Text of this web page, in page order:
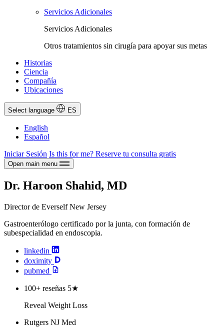
Servicios Adicionales
Servicios Adicionales
Otros tratamientos sin cirugía para apoyar sus metas
Historias
Ciencia
Compañía
Ubicaciones
Select language ES
English
Español
Iniciar Sesión Is this for me? Reserve tu consulta gratis
Open main menu
Dr. Haroon Shahid, MD
Director de Everself New Jersey
Gastroenterólogo certificado por la junta, con formación de
subespecialidad en endoscopia.
linkedin
doximity
pubmed
100+ reseñas 5★
Reveal Weight Loss
Rutgers NJ Med